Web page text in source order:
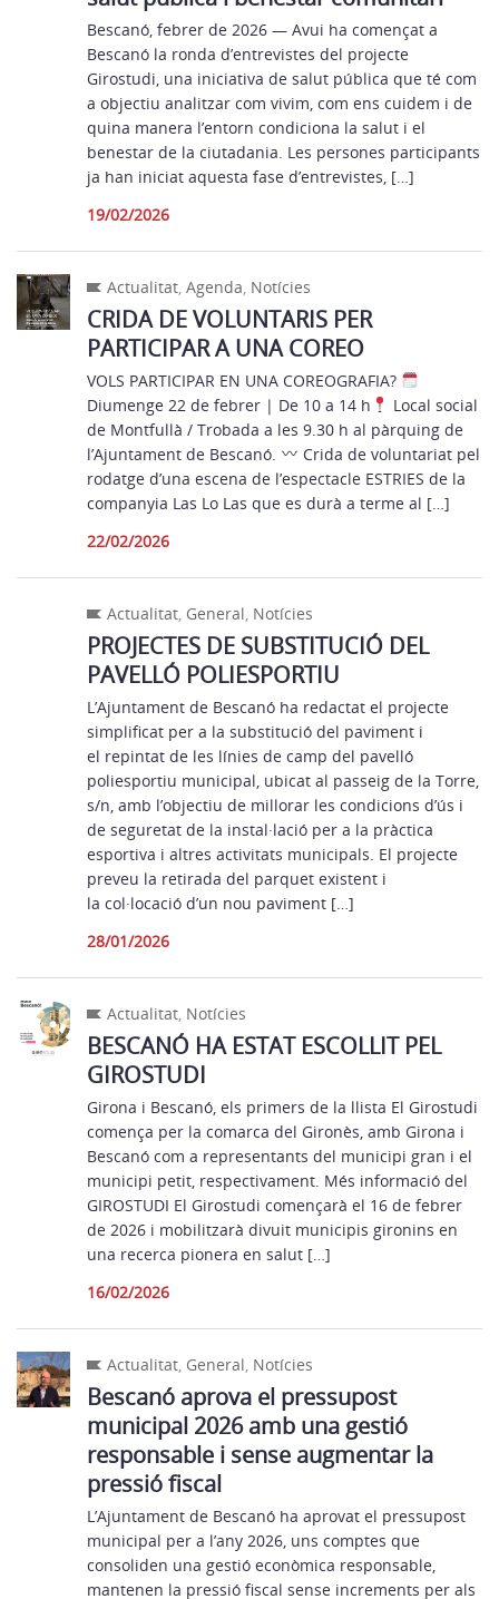
Bescanó, febrer de 2026 — Avui ha començat a
Bescanó la ronda d’entrevistes del projecte
Girostudi, una iniciativa de salut pública que té com
a objectiu analitzar com vivim, com ens cuidem i de
quina manera l’entorn condiciona la salut i el
benestar de la ciutadania. Les persones participants
ja han iniciat aquesta fase d’entrevistes, […]
19/02/2026
Actualitat,Agenda, Notícies
CRIDA DE VOLUNTARIS PER
PARTICIPAR A UNA COREO
VOLS PARTICIPAR EN UNA COREOGRAFIA?
Diumenge 22 de febrer | De 10 a 14 h
Local social
de Montfullà / Trobada a les 9.30 h al pàrquing de
l’Ajuntament de Bescanó.
Crida de voluntariat pel
rodatge d’una escena de l’espectacle ESTRIES de la
companyia Las Lo Las que es durà a terme al […]
22/02/2026
Actualitat, General, Notícies
PROJECTES DE SUBSTITUCIÓ DEL
PAVELLÓ POLIESPORTIU
L’Ajuntament de Bescanó ha redactat el projecte
simplificat per a la substitució del paviment i
el repintat de les línies de camp del pavelló
poliesportiu municipal, ubicat al passeig de la Torre,
s/n, amb l’objectiu de millorar les condicions d’ús i
de seguretat de la instal·lació per a la pràctica
esportiva i altres activitats municipals. El projecte
preveu la retirada del parquet existent i
la col·locació d’un nou paviment […]
28/01/2026
Actualitat, Notícies
BESCANÓ HA ESTAT ESCOLLIT PEL
GIROSTUDI
Girona i Bescanó, els primers de la llista El Girostudi
comença per la comarca del Gironès, amb Girona i
Bescanó com a representants del municipi gran i el
municipi petit, respectivament. Més informació del
GIROSTUDI El Girostudi començarà el 16 de febrer
de 2026 i mobilitzarà divuit municipis gironins en
una recerca pionera en salut […]
16/02/2026
Actualitat, General, Notícies
Bescanó aprova el pressupost
municipal 2026 amb una gestió
responsable i sense augmentar la
pressió fiscal
L’Ajuntament de Bescanó ha aprovat el pressupost
municipal per a l’any 2026, uns comptes que
consoliden una gestió econòmica responsable,
mantenen la pressió fiscal sense increments per als